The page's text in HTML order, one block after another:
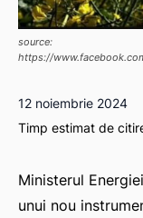
source:
https://
12 noiembrie 2024
Timp estimat de
Ministerul
unui nou